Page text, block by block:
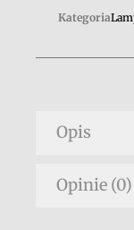
Kategoria
Opis
Opinie (0)